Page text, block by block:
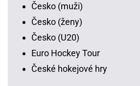
Česko (muži)
Česko (ženy)
Česko (U20)
Euro Hockey Tour
České hokejové hry